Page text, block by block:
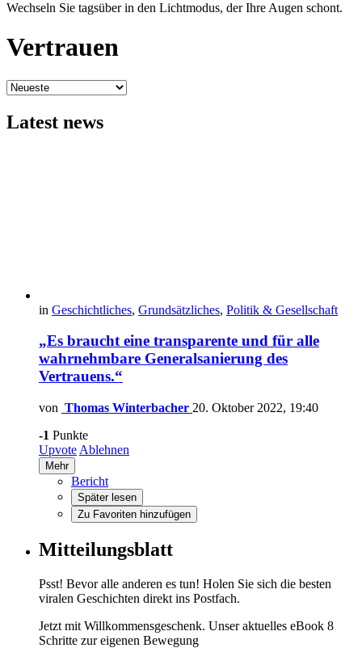
Wechseln Sie tagsüber in den Lichtmodus, der Ihre Augen schont.
Vertrauen
Latest news
in Geschichtliches, Grundsätzliches, Politik & Gesellschaft
„Es braucht eine transparente und für alle
wahrnehmbare Generalsanierung des
Vertrauens.“
von Thomas Winterbacher 20. Oktober 2022, 19:40
-1 Punkte
Upvote Ablehnen
Mehr
Bericht
Später lesen
Zu Favoriten hinzufügen
Mitteilungsblatt
Psst! Bevor alle anderen es tun! Holen Sie sich die besten
viralen Geschichten direkt ins Postfach.
Jetzt mit Willkommensgeschenk. Unser aktuelles eBook 8
Schritte zur eigenen Bewegung